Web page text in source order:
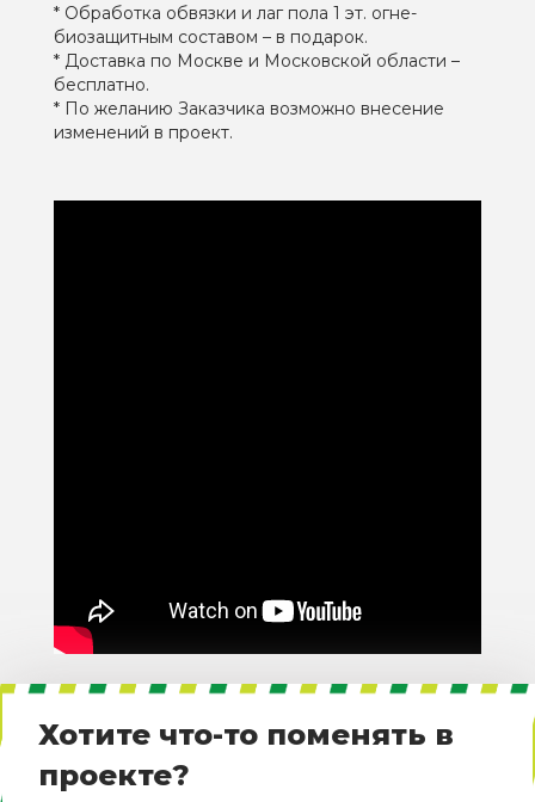
* Обработка обвязки и лаг пола 1 эт. огне-
биозащитным составом – в подарок.
* Доставка по Москве и Московской области –
бесплатно.
* По желанию Заказчика возможно внесение
изменений в проект.
Хотите что-то поменять в
проекте?